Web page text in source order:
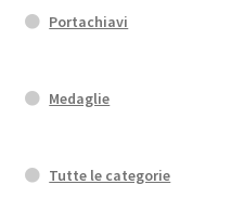
Portachiavi
Medaglie
Tutte le categorie